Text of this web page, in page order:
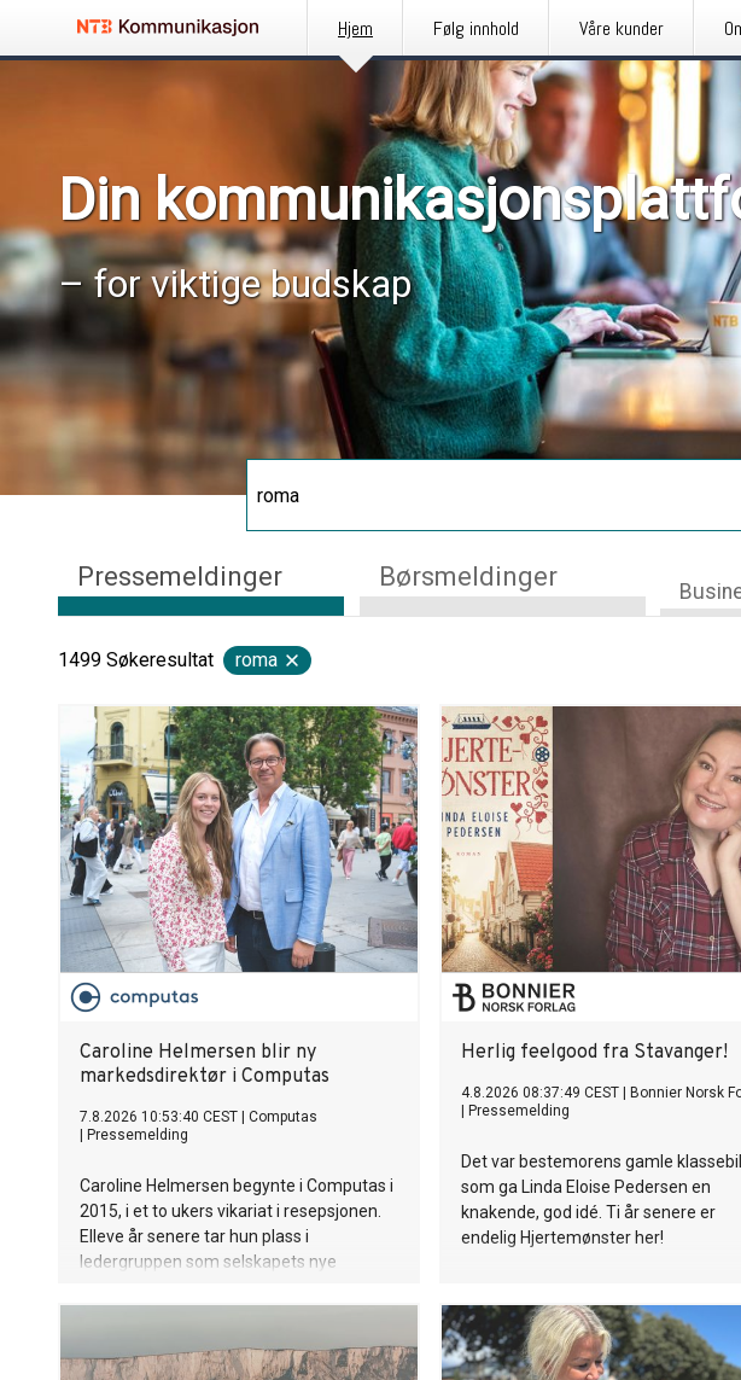
Hjem Følg innhold Våre kunder
Din
– for viktige budskap
Pressemeldinger Børsmeldinger
1499 Søkeresultat roma
Caroline Helmersen blir ny
markedsdirektør i Computas
7.8.2026 10:53:40 CEST
Computas
Pressemelding
Caroline Helmersen begynte i Computas i
2015, i et to ukers vikariat i resepsjonen.
Elleve år senere tar hun plass i
ledergruppen som selskapets nye
kommunikasjonsarbeidet i Computas.
Herlig feelgood fra Stavanger!
4.8.2026 08:37:49 CEST
Bonnier Norsk
Pressemelding
Det var bestemorens gamle
som ga Linda Eloise Pedersen en
knakende, god idé. Ti år senere er
endelig Hjertemønster her!